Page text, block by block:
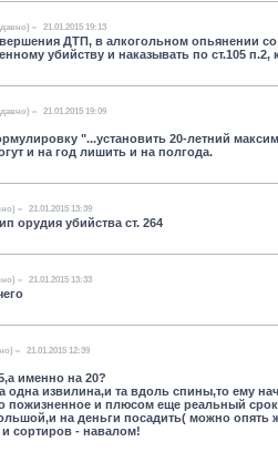
21.01.2015 19:13
ДТП, в алкогольном опьянении
убийству и наказывать по ст.105
21.01.2015 19:09
"...установить 20-летний
и на год лишить и на полгода.
21.01.2015 13:39
орудия убийства ст. 264
21.01.2015 13:33
21.01.2015 12:39
именно на 20?
одна извилина,и та вдоль спины,то ему
пожизненное и плюсом еще реальный
на деньги посадить( можно опять
сортиров - навалом!